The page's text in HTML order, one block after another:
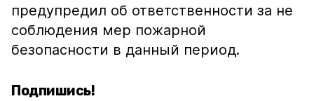
предупредил об ответственности за не
соблюдения мер пожарной
безопасности в данный период.
Подпишись!